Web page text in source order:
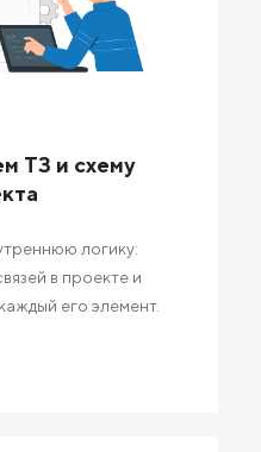
ТЗ и схему
логику:
в проекте и
его элемент.